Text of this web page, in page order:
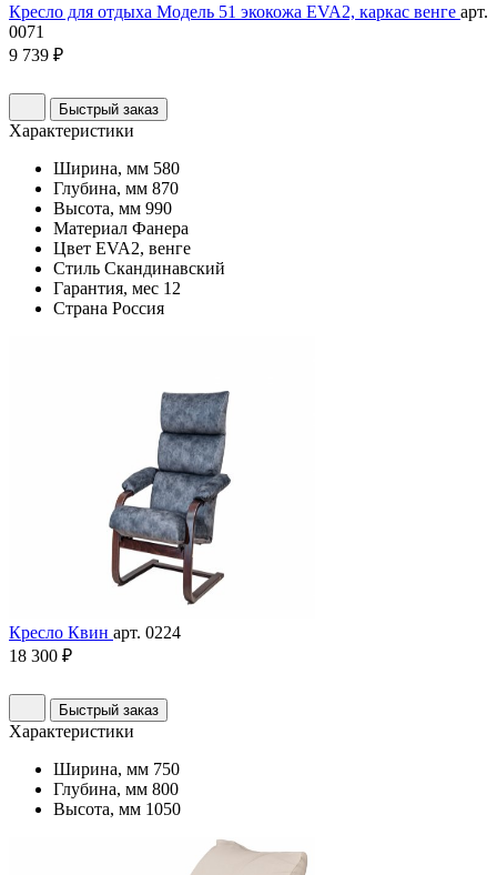
Кресло для отдыха Модель 51 экокожа EVA2, каркас венге арт.
0071
9 739 ₽
Быстрый заказ
Характеристики
Ширина, мм 580
Глубина, мм 870
Высота, мм 990
Материал Фанера
Цвет EVA2, венге
Стиль Скандинавский
Гарантия, мес 12
Страна Россия
Кресло Квин арт. 0224
18 300 ₽
Быстрый заказ
Характеристики
Ширина, мм 750
Глубина, мм 800
Высота, мм 1050